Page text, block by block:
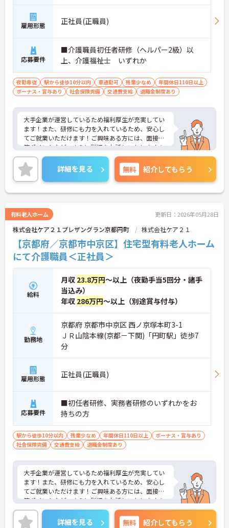
雇用形態 正社員(正職員)
応募要件
■介護職員初任者研修（ヘルパー2級）以
上、介護福祉士 いずれか
夜勤専従 駅から徒歩10分以内 車通勤可 残業少なめ
年間休日110日以上
ボーナス・賞与あり
社会保険完備 交通費支給 退職金制度あり
大手企業が運営しているため福利厚生が充実してい
ます！また、研修にも力を入れているため、安心し
てご就業いただけます！ご興味ある方には、面接対
策ポイントなど、さらに詳細をお話しいたしますの
でお気軽にご相談ください！
詳細を見る 無料 紹介してもらう
有料老人ホーム 更新日：2026年05月28日
株式会社ケア２１プレザングラン京都円町 株式会社ケア２１
【京都府／京都市中京区】住宅型有料老人ホーム
にて介護職員＜正社員＞
給料
月収 23.8万円～以上（夜勤手当5回分・諸手
当込み）
年収 286万円～以上（別途賞与付与）
勤務地
京都府 京都市中京区 西ノ京塚本町3-1
ＪＲ山陰本線(京都－下関)「円町駅」徒歩7
分
雇用形態 正社員(正職員)
応募要件
■初任者研修、実務者研修のいずれかをお
持ちの方
駅から徒歩10分以内 残業少なめ 年間休日110日以上
ボーナス・賞与あり
社会保険完備
交通費支給 退職金制度あり
大手企業が運営しているため福利厚生が充実してい
ます！また、研修にも力を入れているため、安心し
てご就業いただけます！ご興味ある方には、面接対
策ポイントなど、さらに詳細をお話しいたしますの
でお気軽にご相談ください！
詳細を見る 無料 紹介してもらう